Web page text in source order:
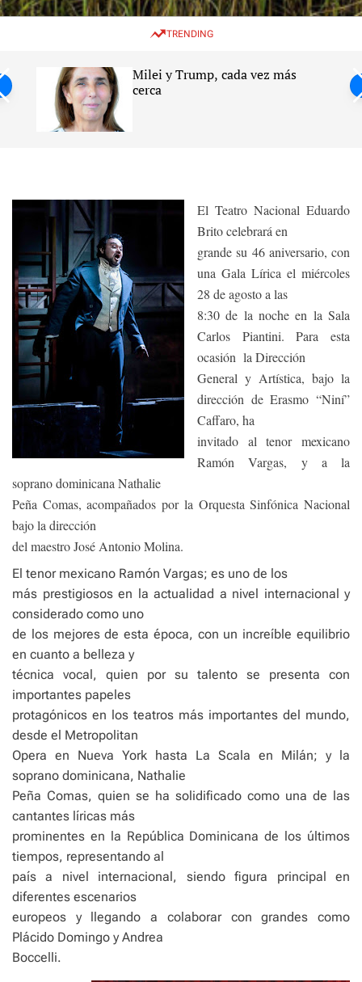
w
c
e
e
TRENDING
Milei y Trump, cada vez más
cerca
El Teatro Nacional Eduardo
Brito celebrará en
grande su 46 aniversario, con
una Gala Lírica el miércoles
28 de agosto a las
8:30 de la noche en la Sala
Carlos Piantini. Para esta
ocasión la Dirección
General y Artística, bajo la
dirección de Erasmo “Niní”
Caffaro, ha
invitado al tenor mexicano
Ramón Vargas, y a la
soprano dominicana Nathalie
Peña Comas, acompañados por la Orquesta Sinfónica Nacional
bajo la dirección
del maestro José Antonio Molina.
El tenor mexicano Ramón Vargas; es uno de los
más prestigiosos en la actualidad a nivel internacional y
considerado como uno
de los mejores de esta época, con un increíble equilibrio
en cuanto a belleza y
técnica vocal, quien por su talento se presenta con
importantes papeles
protagónicos en los teatros más importantes del mundo,
desde el Metropolitan
Opera en Nueva York hasta La Scala en Milán; y la
soprano dominicana, Nathalie
Peña Comas, quien se ha solidificado como una de las
cantantes líricas más
prominentes en la República Dominicana de los últimos
tiempos, representando al
país a nivel internacional, siendo figura principal en
diferentes escenarios
europeos y llegando a colaborar con grandes como
Plácido Domingo y Andrea
Boccelli.